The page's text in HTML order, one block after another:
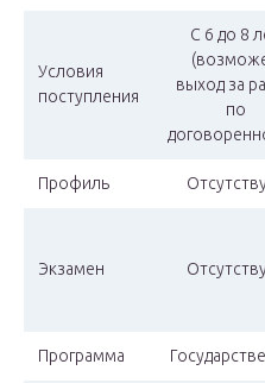
Условия
поступления
С 6 до 8
выход за
по
Профиль
Экзамен
Программа